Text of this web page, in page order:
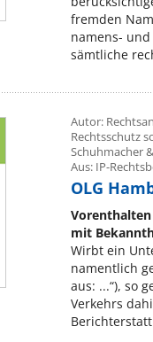
fremden
namens-
sämtliche
Autor:
Rechtsschutz
Schuhmacher
Aus: IP-
OLG
mit
Wirbt ein
namentlich
aus: ...“), so
Verkehrs